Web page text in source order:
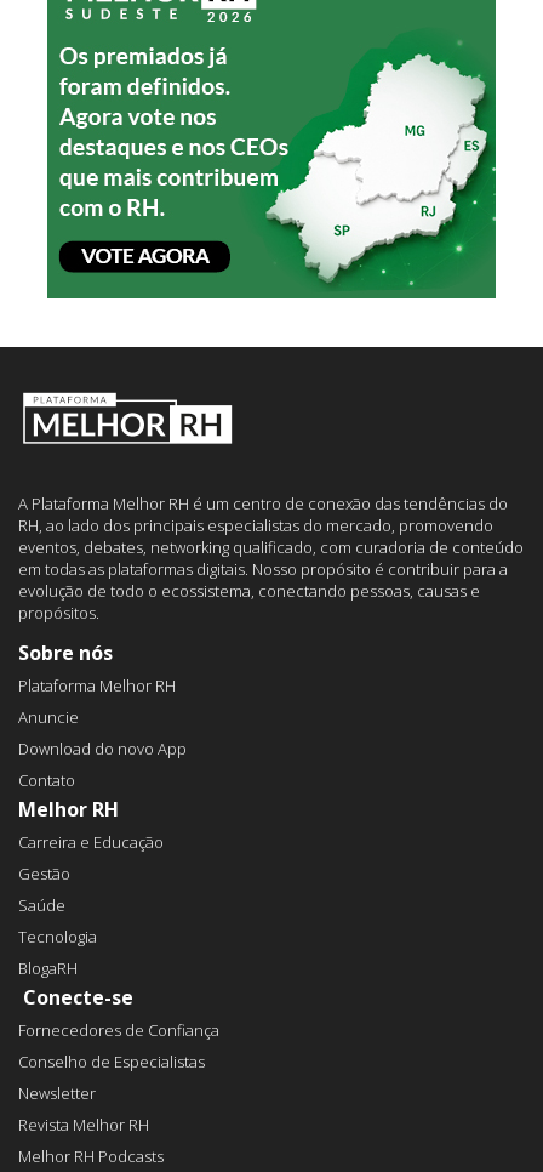
A Plataforma Melhor RH é um centro de conexão das tendências do
RH, ao lado dos principais especialistas do mercado, promovendo
eventos, debates, networking qualificado, com curadoria de conteúdo
em todas as plataformas digitais. Nosso propósito é contribuir para a
evolução de todo o ecossistema, conectando pessoas, causas e
propósitos.
Sobre nós
Plataforma Melhor RH
Anuncie
Download do novo App
Contato
Melhor RH
Carreira e Educação
Gestão
Saúde
Tecnologia
BlogaRH
Conecte-se
Fornecedores de Confiança
Conselho de Especialistas
Newsletter
Revista Melhor RH
Melhor RH Podcasts